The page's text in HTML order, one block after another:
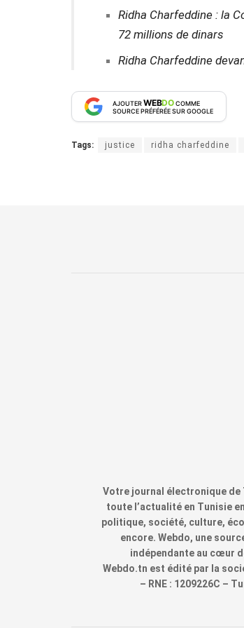
Ridha Charfeddine : la
72 millions de dinars
Ridha Charfeddine
AJOUTERWEBDOCOMME
SOURCE PRÉFÉRÉE SUR GOOGLE
Tags: justice ridha charfeddine
Votre journal électronique de
toute l’actualité en Tunisie
politique, société, culture,
encore. Webdo, une
indépendante au cœur
Webdo.tn est édité par la
– RNE : 1209226C –